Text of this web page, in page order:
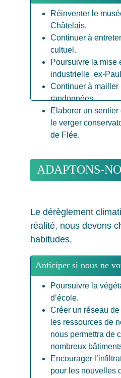
Réinventer le
Châtelais.
Continuer à
cultuel.
Poursuivre la mise
industrielle  ex-
Continuer à mailler
randonnées.
Elaborer un sentier
le verger
de Flée.
ADAPTONS-
ENJEUX DE
Poursuivre la
d’école.
Créer un réseau
les ressources de
nous permettra de
nombreux
Encourager
pour les nouvelles
Le dérèglement
réalité, nous devons
habitudes.
Anticiper si nous ne